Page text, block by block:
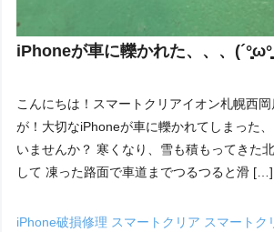
iPhoneが車に轢かれた、、、
こんにちは！スマートクリアイオン札幌西
が！大切なiPhoneが車に轢かれてしまった
いませんか？ 寒くなり、雪も積もってきた
して 凍った路面で車道までつるつると滑 […]
iPhone破損修理 スマートクリア スマートク